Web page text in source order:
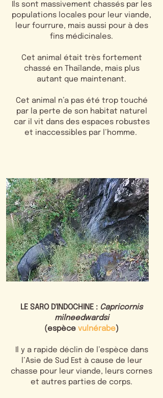
Ils sont massivement chassés par les
populations locales pour leur viande,
leur fourrure, mais aussi pour à des
fins médicinales.
Cet animal était très fortement
chassé en Thaïlande, mais plus
autant que maintenant.
Cet animal n’a pas été trop touché
par la perte de son habitat naturel
car il vit dans des espaces robustes
et inaccessibles par l’homme.
LE SARO D'INDOCHINE : Capricornis
milneedwardsi
(espèce vulnérabe)
Il y a rapide déclin de l’espèce dans
l’Asie de Sud Est à cause de leur
chasse pour leur viande, leurs cornes
et autres parties de corps.